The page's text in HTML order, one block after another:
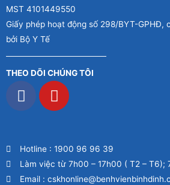
MST 4101449550
Giấy phép hoạt động số 298/BYT-GPHĐ,
bởi Bộ Y Tế
THEO DÕI CHÚNG TÔI
Hotline : 1900 96 96 39
Làm việc từ 7h00 – 17h00 ( T2 – T6);
Email :